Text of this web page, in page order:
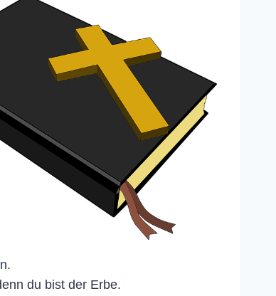
du bist der Erbe.